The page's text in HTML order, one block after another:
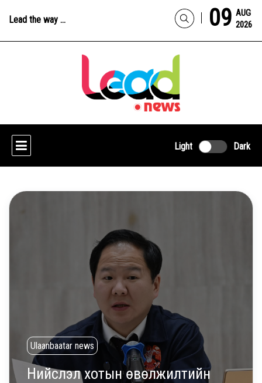
Lead the way ... 09 2026
AUG
Light Dark
Ulaanbaatar news
Нийслэл хотын өвөлжилтийн